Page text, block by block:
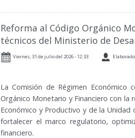
Reforma al Código Orgánico
técnicos del Ministerio de
Viernes, 31 de julio del 2026 - 12:33
La Comisión de Régimen
Orgánico Monetario y Financiero con la
Económico y Productivo y de la Unidad
fortalecer el marco regulatorio,
financiero.